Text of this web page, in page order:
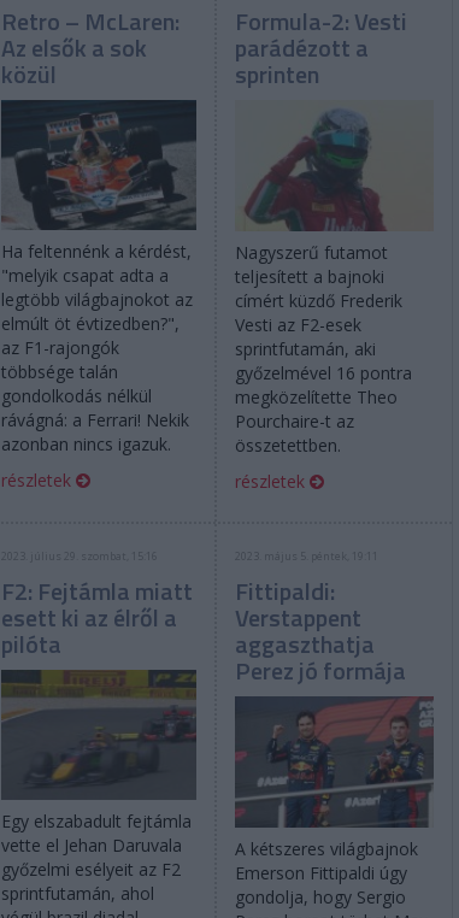
Retro – McLaren:
Az elsők a sok
közül
Ha feltennénk a kérdést,
"melyik csapat adta a
legtöbb világbajnokot az
elmúlt öt évtizedben?",
az F1-rajongók
többsége talán
gondolkodás nélkül
rávágná: a Ferrari! Nekik
azonban nincs igazuk.
részletek
Formula-2: Vesti
parádézott a
sprinten
Nagyszerű futamot
teljesített a bajnoki
címért küzdő Frederik
Vesti az F2-esek
sprintfutamán, aki
győzelmével 16 pontra
megközelítette Theo
Pourchaire-t az
összetettben.
részletek
2023. július 29. szombat, 15:16
F2: Fejtámla miatt
esett ki az élről a
pilóta
Egy elszabadult fejtámla
vette el Jehan Daruvala
győzelmi esélyeit az F2
sprintfutamán, ahol
2023. május 5. péntek, 19:11
Fittipaldi:
Verstappent
aggaszthatja
Perez jó formája
A kétszeres világbajnok
Emerson Fittipaldi úgy
gondolja, hogy Sergio